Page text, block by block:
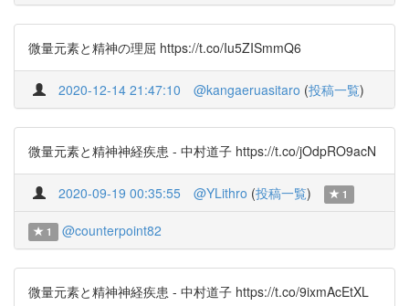
微量元素と精神の理屈 https://t.co/Iu5ZISmmQ6
2020-12-14 21:47:10 @kangaeruasitaro (投稿一覧)
微量元素と精神神経疾患 - 中村道子 https://t.co/jOdpRO9acN
2020-09-19 00:35:55 @YLithro (投稿一覧) 1
1 @counterpoint82
微量元素と精神神経疾患 - 中村道子 https://t.co/9ixmAcEtXL